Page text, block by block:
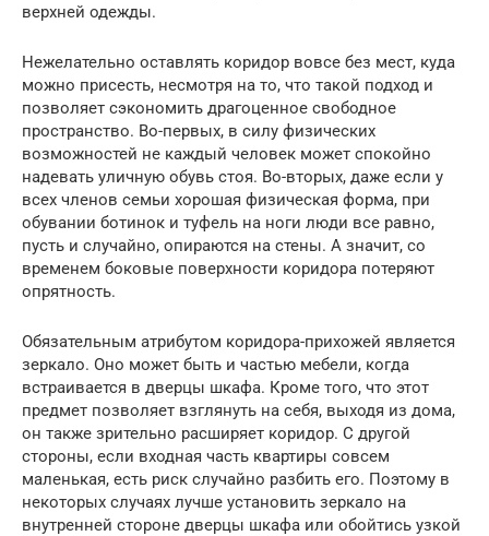
верхней одежды.
Нежелательно оставлять коридор вовсе без мест, куда
можно присесть, несмотря на то, что такой подход и
позволяет сэкономить драгоценное свободное
пространство. Во-первых, в силу физических
возможностей не каждый человек может спокойно
надевать уличную обувь стоя. Во-вторых, даже если у
всех членов семьи хорошая физическая форма, при
обувании ботинок и туфель на ноги люди все равно,
пусть и случайно, опираются на стены. А значит, со
временем боковые поверхности коридора потеряют
опрятность.
Обязательным атрибутом коридора-прихожей является
зеркало. Оно может быть и частью мебели, когда
встраивается в дверцы шкафа. Кроме того, что этот
предмет позволяет взглянуть на себя, выходя из дома,
он также зрительно расширяет коридор. С другой
стороны, если входная часть квартиры совсем
маленькая, есть риск случайно разбить его. Поэтому в
некоторых случаях лучше установить зеркало на
внутренней стороне дверцы шкафа или обойтись узкой